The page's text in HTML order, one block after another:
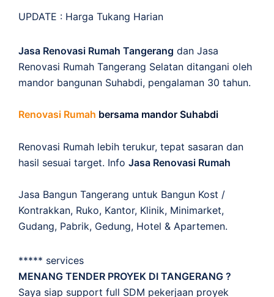
UPDATE : Harga Tukang Harian
Jasa Renovasi Rumah Tangerang dan Jasa
Renovasi Rumah Tangerang Selatan ditangani oleh
mandor bangunan Suhabdi, pengalaman 30 tahun.
Renovasi Rumah bersama mandor Suhabdi
Renovasi Rumah lebih terukur, tepat sasaran dan
hasil sesuai target. Info Jasa Renovasi Rumah
Jasa Bangun Tangerang untuk Bangun Kost /
Kontrakkan, Ruko, Kantor, Klinik, Minimarket,
Gudang, Pabrik, Gedung, Hotel & Apartemen.
***** services
MENANG TENDER PROYEK DI TANGERANG ?
Saya siap support full SDM pekerjaan proyek